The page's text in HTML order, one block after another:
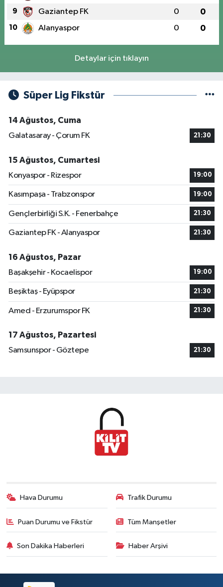
9 Gaziantep FK 0 0
10 Alanyaspor 0 0
Detaylar için tıklayın
Süper Lig Fikstür
14 Ağustos, Cuma
Galatasaray - Çorum FK
21:30
15 Ağustos, Cumartesi
Konyaspor - Rizespor
19:00
Kasımpaşa - Trabzonspor 19:00
Gençlerbirliği S.K. - Fenerbahçe 21:30
Gaziantep FK - Alanyaspor 21:30
16 Ağustos, Pazar
Başakşehir - Kocaelispor
19:00
Beşiktaş - Eyüpspor 21:30
Amed - Erzurumspor FK 21:30
17 Ağustos, Pazartesi
Samsunspor - Göztepe
21:30
Hava Durumu Trafik Durumu
Puan Durumu ve Fikstür Tüm Manşetler
Son Dakika Haberleri Haber Arşivi